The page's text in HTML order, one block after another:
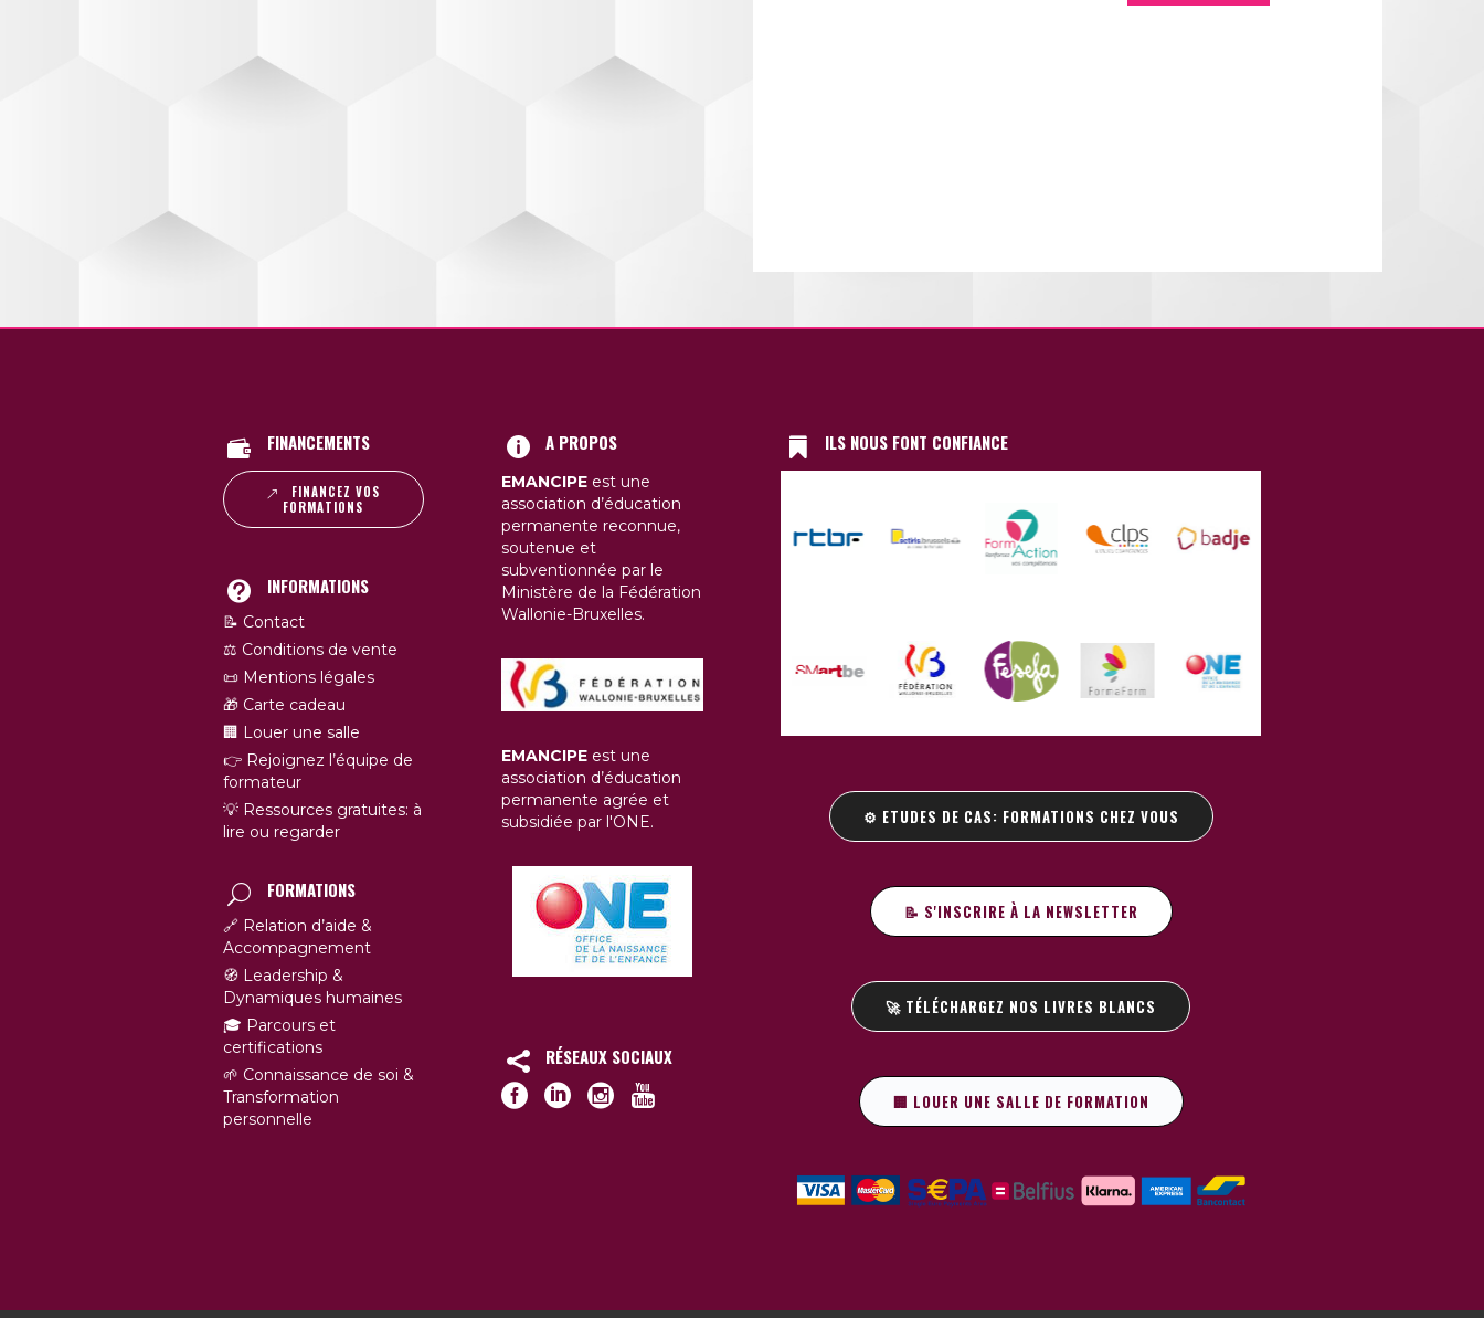
FINANCEMENTS
FINANCEZ VOS
FORMATIONS
INFORMATIONS
📝 Contact
⚖️ Conditions de vente
📜 Mentions légales
🎁 Carte cadeau
🏢 Louer une salle
👉 Rejoignez l’équipe de
formateur
💡 Ressources gratuites: à
lire ou regarder
FORMATIONS
🔗 Relation d’aide &
Accompagnement
🧭 Leadership &
Dynamiques humaines
🎓 Parcours et
certifications
🌱 Connaissance de soi &
Transformation
personnelle
A PROPOS
EMANCIPE est une
association d’éducation
permanente reconnue,
soutenue et
subventionnée par le
Ministère de la Fédération
Wallonie-Bruxelles.
EMANCIPE est une
association d’éducation
permanente agrée et
subsidiée par l'ONE.
RÉSEAUX SOCIAUX
ILS NOUS FONT CONFIANCE
⚙️ ETUDES DE CAS: FORMATIONS CHEZ VOUS
📝 S'INSCRIRE À LA NEWSLETTER
🚀 TÉLÉCHARGEZ NOS LIVRES BLANCS
🏢 LOUER UNE SALLE DE FORMATION